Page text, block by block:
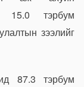
15.0 тэрбум
зээлийг
87.3 тэрбум